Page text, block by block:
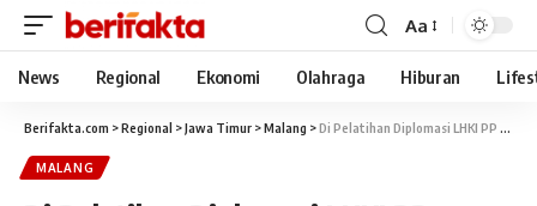
Aa
News Regional Ekonomi Olahraga Hiburan
Berifakta.com >Regional >Jawa Timur >Malang >Di Pelatihan Diplomasi LHKI PP Muhammadiyah Batch 2, Din Syamsuddin Tekankan Peran Strategis Muhammadiyah dalam Kancah Global
MALANG